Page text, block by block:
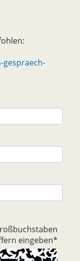
eingeben*